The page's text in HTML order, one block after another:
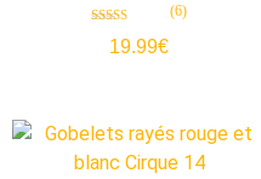
4.83
(6)
19.99€